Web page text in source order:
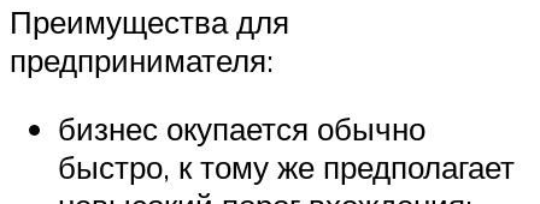
Преимущества для
предпринимателя:
бизнес окупается обычно
быстро, к тому же предполагает